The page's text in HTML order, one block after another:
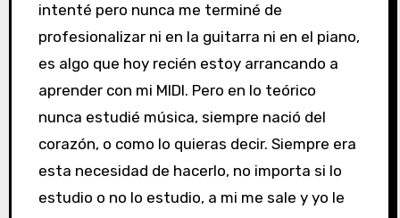
intenté pero nunca me terminé de
profesionalizar ni en la guitarra ni en el piano,
es algo que hoy recién estoy arrancando a
aprender con mi MIDI. Pero en lo teórico
nunca estudié música, siempre nació del
corazón, o como lo quieras decir. Siempre era
esta necesidad de hacerlo, no importa si lo
estudio o no lo estudio, a mi me sale y yo le